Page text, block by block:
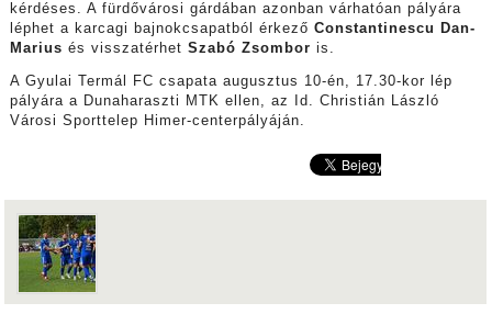
kérdéses. A fürdővárosi gárdában azonban várhatóan pályára
léphet a karcagi bajnokcsapatból érkező Constantinescu Dan-
Marius és visszatérhet Szabó Zsombor is.
A Gyulai Termál FC csapata augusztus 10-én, 17.30-kor lép
pályára a Dunaharaszti MTK ellen, az Id. Christián László
Városi Sporttelep Himer-centerpályáján.